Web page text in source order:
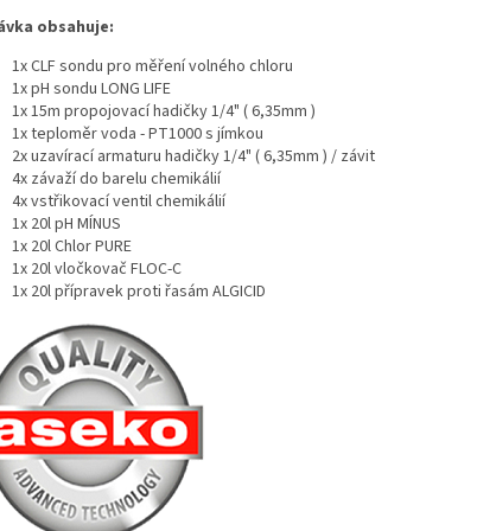
obsahuje:
1x CLF sondu pro měření volného chloru
1x pH sondu LONG LIFE
1x 15m propojovací hadičky 1/4" ( 6,35mm )
1x teploměr voda - PT1000 s jímkou
2x uzavírací armaturu hadičky 1/4" ( 6,35mm ) / závit
4x závaží do barelu chemikálií
4x vstřikovací ventil chemikálií
1x 20l pH MÍNUS
1x 20l Chlor PURE
1x 20l vločkovač FLOC-C
1x 20l přípravek proti řasám ALGICID